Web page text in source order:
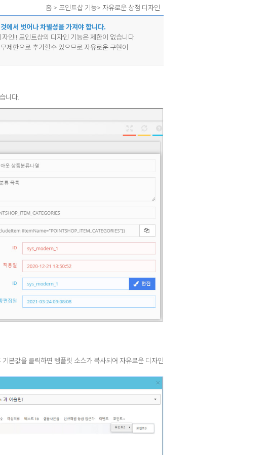
홈 > 포인트샵 기능> 자유로운 상점 디자인
에서 벗어나 차별성을 가져야 합니다.
인!! 포인트샵의 디자인 기능은 제한이 없습니다.
제한으로 추가할수 있으므로 자유로운 구현이
니다.
본값을 클릭하면 템플릿 소스가 복사되어 자유로운 디자인